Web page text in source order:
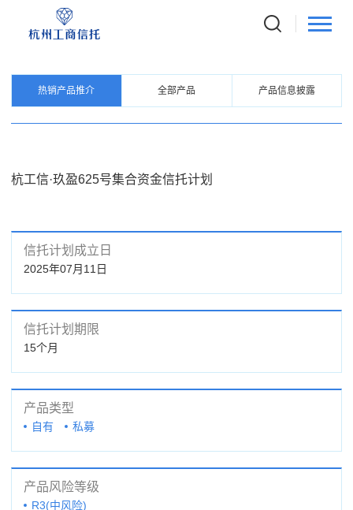
信托产品
热销产品推介 全部产品 产品信息披露
杭工信·玖盈625号集合资金信托计划
信托计划成立日
2025年07月11日
信托计划期限
15个月
产品类型
自有 私募
产品风险等级
R3(中风险)